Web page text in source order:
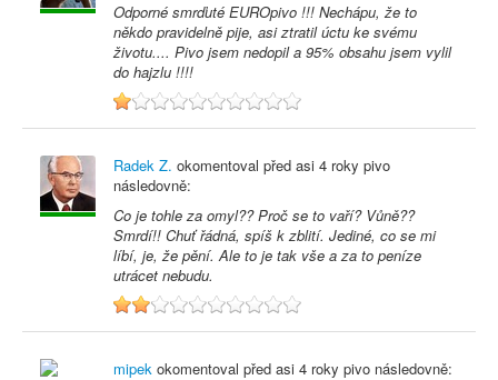
Odporné smrďuté EUROpivo !!! Nechápu, že to
někdo pravidelně pije, asi ztratil úctu ke svému
životu.... Pivo jsem nedopil a 95% obsahu jsem vylil
do hajzlu !!!!
1
Radek Z. okomentoval před asi 4 roky pivo
následovně:
Co je tohle za omyl?? Proč se to vaří? Vůně??
Smrdí!! Chuť řádná, spíš k zblití. Jediné, co se mi
líbí, je, že pění. Ale to je tak vše a za to peníze
utrácet nebudu.
2
mipek okomentoval před asi 4 roky pivo následovně: